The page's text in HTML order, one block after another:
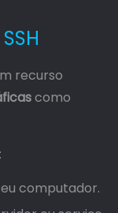
recurso
como
computador.